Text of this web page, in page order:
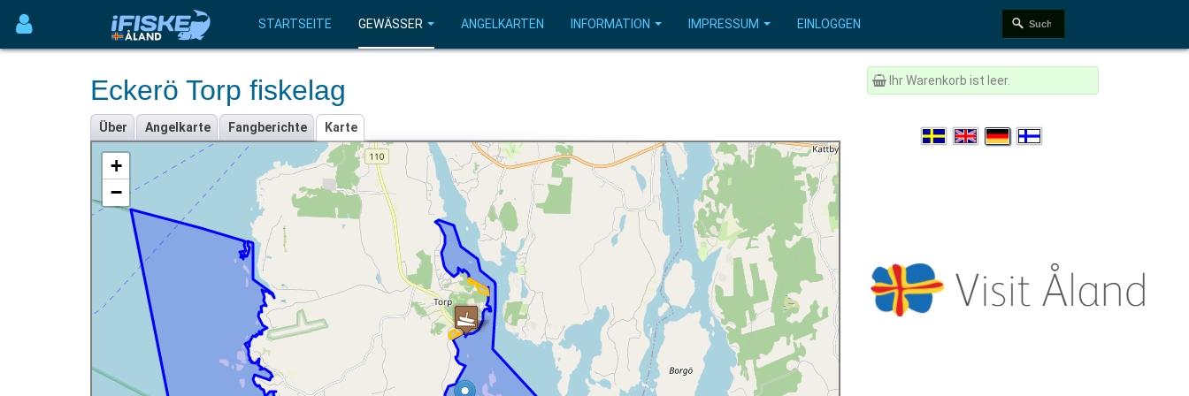
STARTSEITE GEWÄSSER ANGELKARTEN INFORMATION IMPRESSUM EINLOGGEN
Eckerö Torp fiskelag
Über Angelkarte Fangberichte Karte
+
−
Ihr Warenkorb ist leer.